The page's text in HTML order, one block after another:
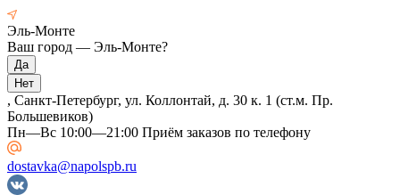
Эль-Монте
Ваш город — Эль-Монте?
, Санкт-Петербург, ул. Коллонтай, д. 30 к. 1 (ст.м. Пр.
Большевиков)
Пн—Вс 10:00—21:00 Приём заказов по телефону
dostavka@napolspb.ru